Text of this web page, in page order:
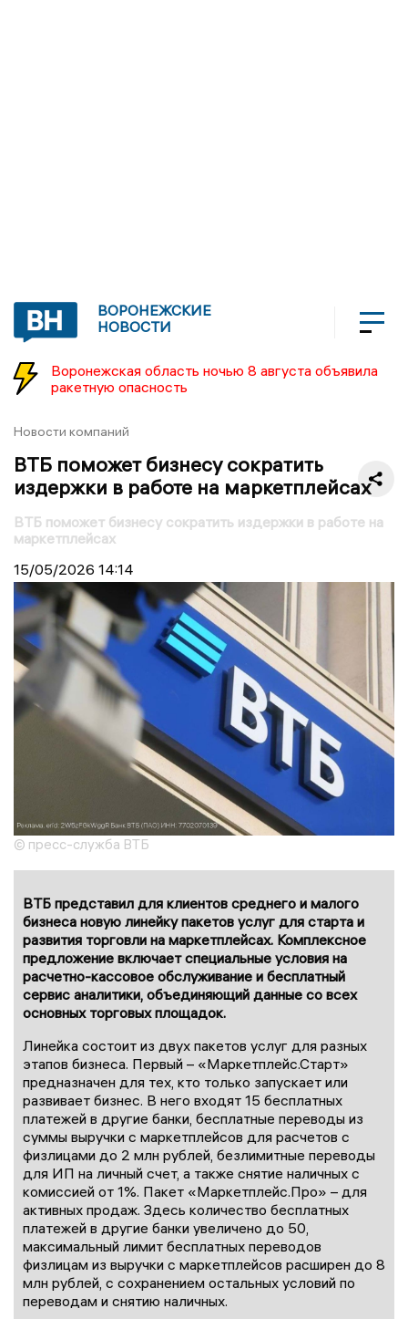
ВОРОНЕЖСКИЕ
НОВОСТИ
Воронежская область ночью 8 августа объявила
ракетную опасность
Новости компаний
ВТБ поможет бизнесу сократить
издержки в работе на маркетплейсах
ВТБ поможет бизнесу сократить издержки в работе на
маркетплейсах
15/05/2026 14:14
© пресс-служба ВТБ
ВТБ представил для клиентов среднего и малого
бизнеса новую линейку пакетов услуг для старта и
развития торговли на маркетплейсах. Комплексное
предложение включает специальные условия на
расчетно-кассовое обслуживание и бесплатный
сервис аналитики, объединяющий данные со всех
основных торговых площадок.
Линейка состоит из двух пакетов услуг для разных
этапов бизнеса. Первый – «Маркетплейс.Старт»
предназначен для тех, кто только запускает или
развивает бизнес. В него входят 15 бесплатных
платежей в другие банки, бесплатные переводы из
суммы выручки с маркетплейсов для расчетов с
физлицами до 2 млн рублей, безлимитные переводы
для ИП на личный счет, а также снятие наличных с
комиссией от 1%. Пакет «Маркетплейс.Про» – для
активных продаж. Здесь количество бесплатных
платежей в другие банки увеличено до 50,
максимальный лимит бесплатных переводов
физлицам из выручки с маркетплейсов расширен до 8
млн рублей, с сохранением остальных условий по
переводам и снятию наличных.